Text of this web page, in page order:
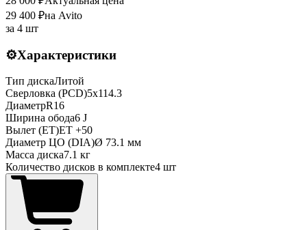
29 400 ₽на Avito
за 4 шт
⚙️Характеристики
Тип дискаЛитой
Сверловка (PCD)5x114.3
ДиаметрR16
Ширина обода6 J
Вылет (ET)ET +50
Диаметр ЦО (DIA)Ø 73.1 мм
Масса диска7.1 кг
Количество дисков в комплекте4 шт